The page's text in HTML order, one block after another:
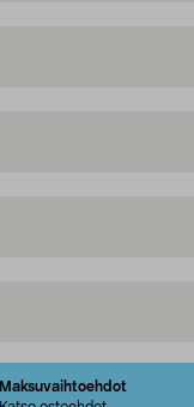
Maksuvaihtoehdot